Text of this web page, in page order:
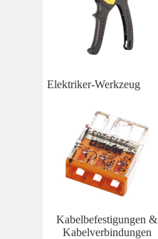
Elektriker-Werkzeug
Kabelbefestigungen &
Kabelverbindungen